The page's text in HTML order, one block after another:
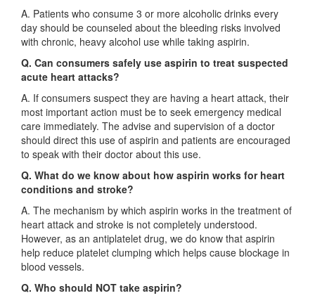
A. Patients who consume 3 or more alcoholic drinks every
day should be counseled about the bleeding risks involved
with chronic, heavy alcohol use while taking aspirin.
Q. Can consumers safely use aspirin to treat suspected
acute heart attacks?
A. If consumers suspect they are having a heart attack, their
most important action must be to seek emergency medical
care immediately. The advise and supervision of a doctor
should direct this use of aspirin and patients are encouraged
to speak with their doctor about this use.
Q. What do we know about how aspirin works for heart
conditions and stroke?
A. The mechanism by which aspirin works in the treatment of
heart attack and stroke is not completely understood.
However, as an antiplatelet drug, we do know that aspirin
help reduce platelet clumping which helps cause blockage in
blood vessels.
Q. Who should NOT take aspirin?